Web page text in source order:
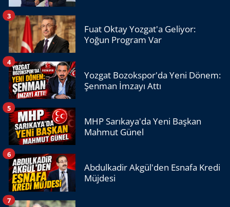
Fuat Oktay Yozgat'a Geliyor:
Yoğun Program Var
3
Yozgat Bozokspor'da Yeni Dönem:
Şenman İmzayı Attı
4
MHP Sarıkaya'da Yeni Başkan
Mahmut Günel
5
Abdulkadir Akgül'den Esnafa Kredi
Müjdesi
6
7